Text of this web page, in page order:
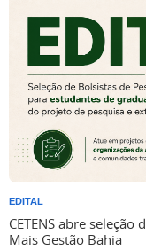
EDITAL
CETENS abre
Mais Gestão Bahia